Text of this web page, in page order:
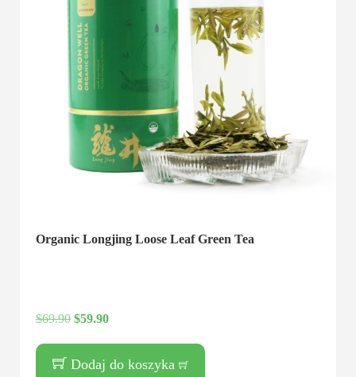
Organic Longjing Loose Leaf Green Tea
$69.90 $59.90
Dodaj do koszyka